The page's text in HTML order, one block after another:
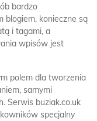
bardzo
blogiem, konieczne są
i tagami, a
wpisów jest
dla tworzenia
samymi
Serwis buziak.co.uk
specjalny